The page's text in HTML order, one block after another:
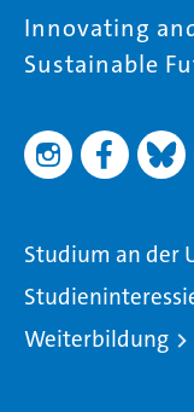
Innovating
Sustainable
Studium an der
Weiterbildung